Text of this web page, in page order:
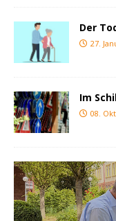
Der
27.
Im
08.